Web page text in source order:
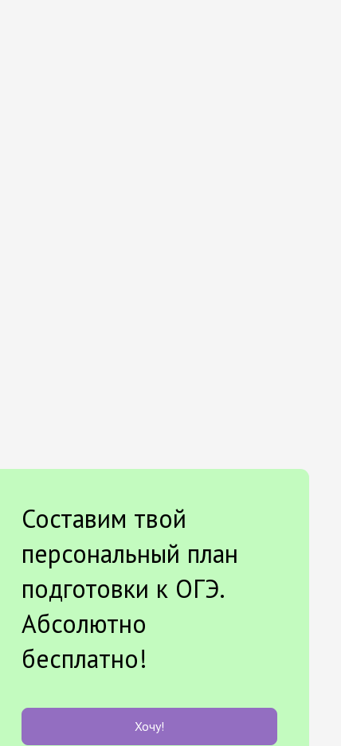
Составим твой
персональный план
подготовки к ОГЭ.
Абсолютно
бесплатно!
Хочу!